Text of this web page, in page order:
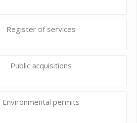
Register of services
Public acquisitions
Environmental permits